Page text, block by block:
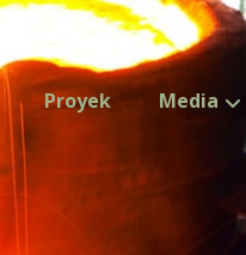
Proyek Media